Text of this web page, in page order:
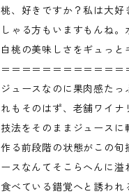
桃、好きですか？私は大
しゃる方もいますもんね
白桃の美味しさをギュっ
＝＝＝＝＝＝＝＝＝＝＝＝
ジュースなのに果肉感た
れもそのはず、老舗ワイ
技法をそのままジュース
作る前段階の状態がこの
ースなんてそこらへんに
食べている錯覚へと誘わ